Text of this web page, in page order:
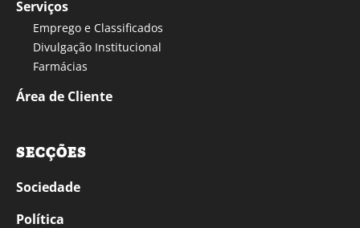
Serviços
Emprego e Classificados
Divulgação Institucional
Farmácias
Área de Cliente
SECÇÕES
Sociedade
Política